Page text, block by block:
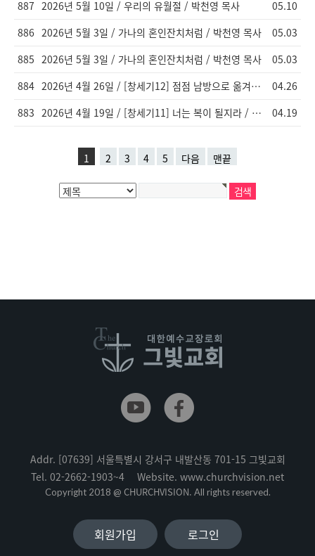
887 2026년 5월 10일 / 우리의 유월절 / 박천영 목사
05.10
886 2026년 5월 3일 / 가나의 혼인잔치처럼 / 박천영 목사
05.03
885 2026년 5월 3일 / 가나의 혼인잔치처럼 / 박천영 목사
05.03
884
2026년 4월 26일 / [창세기12] 점점 남방으로 옮겨갔더라 / 이창엽 목사
04.26
883
2026년 4월 19일 / [창세기11] 너는 복이 될지라 / 이창엽 목사 04.19
1 2 3 4 5 다음 맨끝
Addr. [07639] 서울특별시 강서구 내발산동 701-15 그빛교회
Tel. 02-2662-1903~4 Website. www.churchvision.net
Copyright 2018 @ CHURCHVISION. All rights reserved.
회원가입 로그인